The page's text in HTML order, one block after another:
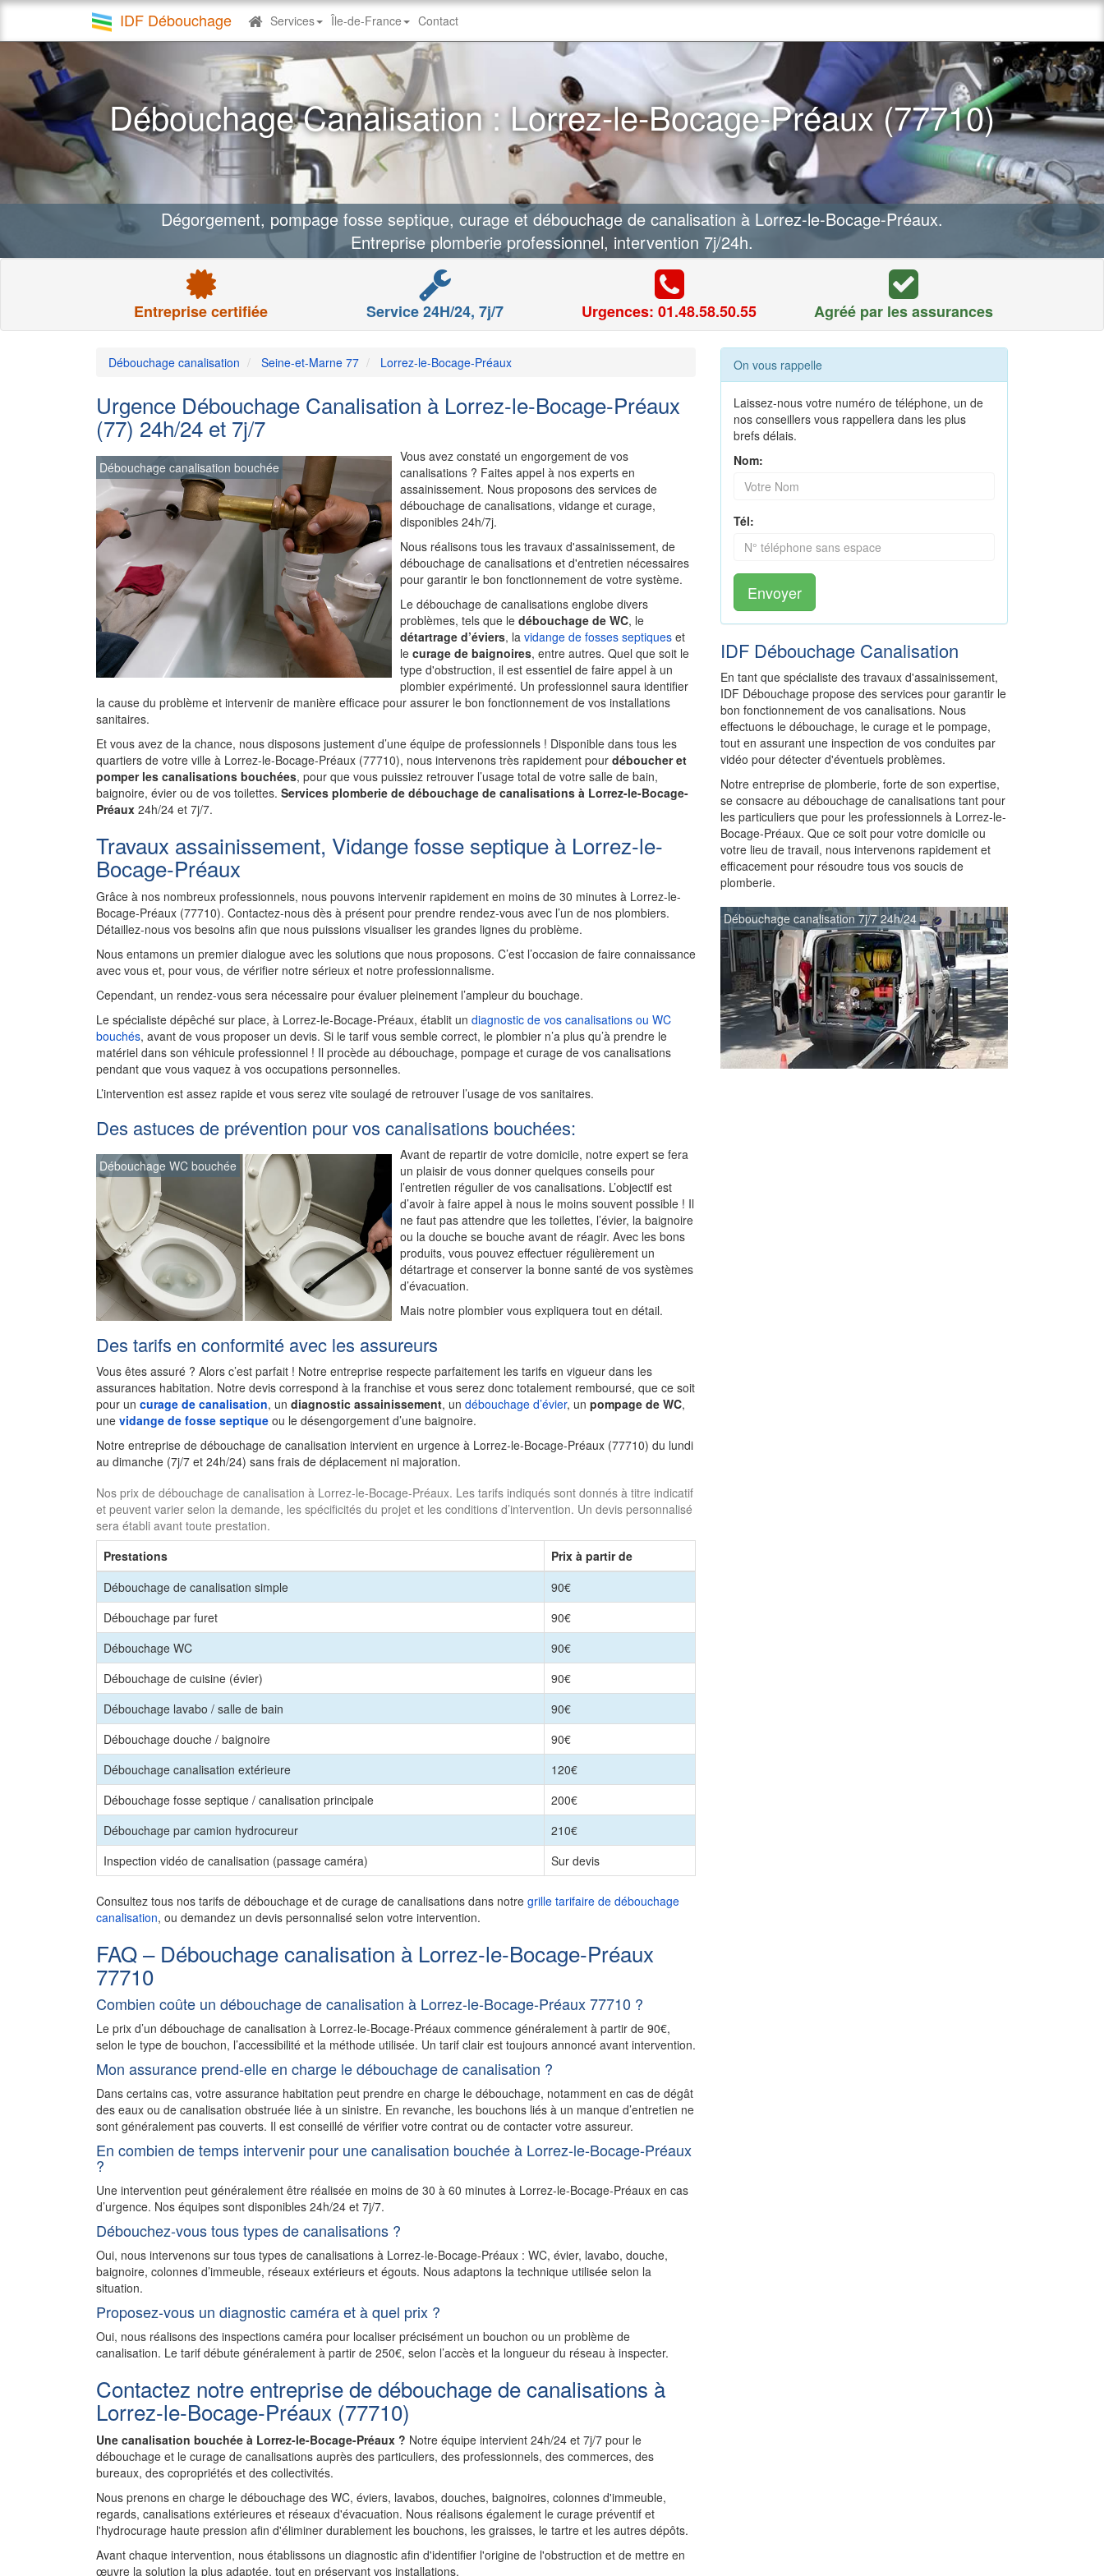
IDF Débouchage Debouchage
Services Île-de-France Contact
Débouchage Canalisation : Lorrez-le-Bocage-Préaux (77710)
Dégorgement, pompage fosse septique, curage et débouchage de canalisation à Lorrez-le-Bocage-Préaux.
Entreprise plomberie professionnel, intervention 7j/24h.
Entreprise certifiée Service 24H/24, 7j/7 Urgences: 01.48.58.50.55 Agréé par les assurances
Débouchage canalisation Seine-et-Marne 77 Lorrez-le-Bocage-Préaux
Urgence Débouchage Canalisation à Lorrez-le-Bocage-Préaux
(77) 24h/24 et 7j/7
Débouchage canalisation bouchée
Vous avez constaté un engorgement de vos
canalisations ? Faites appel à nos experts en
assainissement. Nous proposons des services de
débouchage de canalisations, vidange et curage,
disponibles 24h/7j.
Nous réalisons tous les travaux d'assainissement, de
débouchage de canalisations et d'entretien nécessaires
pour garantir le bon fonctionnement de votre système.
Le débouchage de canalisations englobe divers
problèmes, tels que le débouchage de WC, le
détartrage d’éviers, la vidange de fosses septiques et
le curage de baignoires, entre autres. Quel que soit le
type d'obstruction, il est essentiel de faire appel à un
plombier expérimenté. Un professionnel saura identifier
la cause du problème et intervenir de manière efficace pour assurer le bon fonctionnement de vos installations
sanitaires.
Et vous avez de la chance, nous disposons justement d’une équipe de professionnels ! Disponible dans tous les
quartiers de votre ville à Lorrez-le-Bocage-Préaux (77710), nous intervenons très rapidement pour déboucher et
pomper les canalisations bouchées, pour que vous puissiez retrouver l’usage total de votre salle de bain,
baignoire, évier ou de vos toilettes. Services plomberie de débouchage de canalisations à Lorrez-le-Bocage-
Préaux 24h/24 et 7j/7.
Travaux assainissement, Vidange fosse septique à Lorrez-le-
Bocage-Préaux
Grâce à nos nombreux professionnels, nous pouvons intervenir rapidement en moins de 30 minutes à Lorrez-le-
Bocage-Préaux (77710). Contactez-nous dès à présent pour prendre rendez-vous avec l’un de nos plombiers.
Détaillez-nous vos besoins afin que nous puissions visualiser les grandes lignes du problème.
Nous entamons un premier dialogue avec les solutions que nous proposons. C’est l’occasion de faire connaissance
avec vous et, pour vous, de vérifier notre sérieux et notre professionnalisme.
Cependant, un rendez-vous sera nécessaire pour évaluer pleinement l’ampleur du bouchage.
Le spécialiste dépêché sur place, à Lorrez-le-Bocage-Préaux, établit un diagnostic de vos canalisations ou WC
bouchés, avant de vous proposer un devis. Si le tarif vous semble correct, le plombier n’a plus qu’à prendre le
matériel dans son véhicule professionnel ! Il procède au débouchage, pompage et curage de vos canalisations
pendant que vous vaquez à vos occupations personnelles.
L’intervention est assez rapide et vous serez vite soulagé de retrouver l’usage de vos sanitaires.
Des astuces de prévention pour vos canalisations bouchées:
Débouchage WC bouchée
Avant de repartir de votre domicile, notre expert se fera
un plaisir de vous donner quelques conseils pour
l’entretien régulier de vos canalisations. L’objectif est
d’avoir à faire appel à nous le moins souvent possible ! Il
ne faut pas attendre que les toilettes, l’évier, la baignoire
ou la douche se bouche avant de réagir. Avec les bons
produits, vous pouvez effectuer régulièrement un
détartrage et conserver la bonne santé de vos systèmes
d’évacuation.
Mais notre plombier vous expliquera tout en détail.
Des tarifs en conformité avec les assureurs
Vous êtes assuré ? Alors c’est parfait ! Notre entreprise respecte parfaitement les tarifs en vigueur dans les
assurances habitation. Notre devis correspond à la franchise et vous serez donc totalement remboursé, que ce soit
pour un curage de canalisation, un diagnostic assainissement, un débouchage d’évier, un pompage de WC,
une vidange de fosse septique ou le désengorgement d’une baignoire.
Notre entreprise de débouchage de canalisation intervient en urgence à Lorrez-le-Bocage-Préaux (77710) du lundi
au dimanche (7j/7 et 24h/24) sans frais de déplacement ni majoration.
Nos prix de débouchage de canalisation à Lorrez-le-Bocage-Préaux. Les tarifs indiqués sont donnés à titre indicatif
et peuvent varier selon la demande, les spécificités du projet et les conditions d’intervention. Un devis personnalisé
sera établi avant toute prestation.
Prestations
Prix à partir de
Débouchage de canalisation simple
90€
Débouchage par furet
90€
Débouchage WC
90€
Débouchage de cuisine (évier)
90€
Débouchage lavabo / salle de bain
90€
Débouchage douche / baignoire
90€
Débouchage canalisation extérieure
120€
Débouchage fosse septique / canalisation principale
200€
Débouchage par camion hydrocureur
210€
Inspection vidéo de canalisation (passage caméra)
Sur devis
Consultez tous nos tarifs de débouchage et de curage de canalisations dans notre grille tarifaire de débouchage
canalisation, ou demandez un devis personnalisé selon votre intervention.
FAQ – Débouchage canalisation à Lorrez-le-Bocage-Préaux
77710
Combien coûte un débouchage de canalisation à Lorrez-le-Bocage-Préaux 77710 ?
Le prix d’un débouchage de canalisation à Lorrez-le-Bocage-Préaux commence généralement à partir de 90€,
selon le type de bouchon, l’accessibilité et la méthode utilisée. Un tarif clair est toujours annoncé avant intervention.
Mon assurance prend-elle en charge le débouchage de canalisation ?
Dans certains cas, votre assurance habitation peut prendre en charge le débouchage, notamment en cas de dégât
des eaux ou de canalisation obstruée liée à un sinistre. En revanche, les bouchons liés à un manque d’entretien ne
sont généralement pas couverts. Il est conseillé de vérifier votre contrat ou de contacter votre assureur.
En combien de temps intervenir pour une canalisation bouchée à Lorrez-le-Bocage-Préaux
?
Une intervention peut généralement être réalisée en moins de 30 à 60 minutes à Lorrez-le-Bocage-Préaux en cas
d’urgence. Nos équipes sont disponibles 24h/24 et 7j/7.
Débouchez-vous tous types de canalisations ?
Oui, nous intervenons sur tous types de canalisations à Lorrez-le-Bocage-Préaux : WC, évier, lavabo, douche,
baignoire, colonnes d’immeuble, réseaux extérieurs et égouts. Nous adaptons la technique utilisée selon la
situation.
Proposez-vous un diagnostic caméra et à quel prix ?
Oui, nous réalisons des inspections caméra pour localiser précisément un bouchon ou un problème de
canalisation. Le tarif débute généralement à partir de 250€, selon l’accès et la longueur du réseau à inspecter.
Contactez notre entreprise de débouchage de canalisations à
Lorrez-le-Bocage-Préaux (77710)
Une canalisation bouchée à Lorrez-le-Bocage-Préaux ? Notre équipe intervient 24h/24 et 7j/7 pour le
débouchage et le curage de canalisations auprès des particuliers, des professionnels, des commerces, des
bureaux, des copropriétés et des collectivités.
Nous prenons en charge le débouchage des WC, éviers, lavabos, douches, baignoires, colonnes d'immeuble,
regards, canalisations extérieures et réseaux d'évacuation. Nous réalisons également le curage préventif et
l'hydrocurage haute pression afin d'éliminer durablement les bouchons, les graisses, le tartre et les autres dépôts.
Avant chaque intervention, nous établissons un diagnostic afin d'identifier l'origine de l'obstruction et de mettre en
œuvre la solution la plus adaptée, tout en préservant vos installations.
On vous rappelle
Laissez-nous votre numéro de téléphone, un de
nos conseillers vous rappellera dans les plus
brefs délais.
Nom:
Tél:
Envoyer
IDF Débouchage Canalisation
En tant que spécialiste des travaux d'assainissement,
IDF Débouchage propose des services pour garantir le
bon fonctionnement de vos canalisations. Nous
effectuons le débouchage, le curage et le pompage,
tout en assurant une inspection de vos conduites par
vidéo pour détecter d'éventuels problèmes.
Notre entreprise de plomberie, forte de son expertise,
se consacre au débouchage de canalisations tant pour
les particuliers que pour les professionnels à Lorrez-le-
Bocage-Préaux. Que ce soit pour votre domicile ou
votre lieu de travail, nous intervenons rapidement et
efficacement pour résoudre tous vos soucis de
plomberie.
Débouchage canalisation 7j/7 24h/24